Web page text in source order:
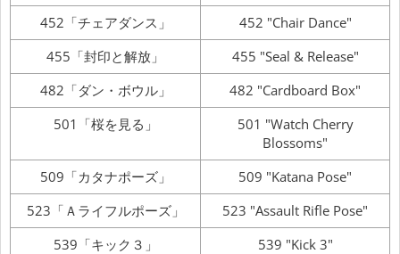
452「チェアダンス」
452 "Chair Dance"
455「封印と解放」
455 "Seal & Release"
482「ダン・ボウル」
482 "Cardboard Box"
501「桜を見る」
501 "Watch Cherry
Blossoms"
509「カタナポーズ」
509 "Katana Pose"
523「Ａライフルポーズ」
523 "Assault Rifle Pose"
539「キック３」
539 "Kick 3"